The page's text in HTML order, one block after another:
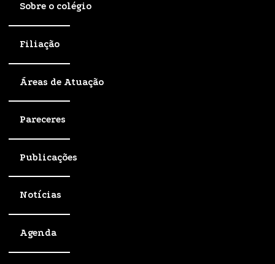
Sobre o colégio
Filiação
Áreas de Atuação
Pareceres
Publicações
Notícias
Agenda